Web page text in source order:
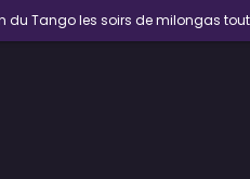
du Tango les soirs de milongas